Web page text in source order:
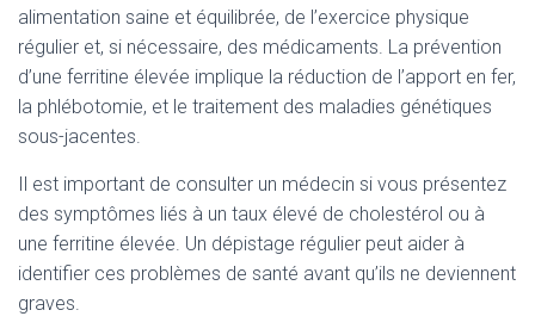
alimentation saine et équilibrée, de l’exercice physique
régulier et, si nécessaire, des médicaments. La prévention
d’une ferritine élevée implique la réduction de l’apport en fer,
la phlébotomie, et le traitement des maladies génétiques
sous-jacentes.
Il est important de consulter un médecin si vous présentez
des symptômes liés à un taux élevé de cholestérol ou à
une ferritine élevée. Un dépistage régulier peut aider à
identifier ces problèmes de santé avant qu’ils ne deviennent
graves.